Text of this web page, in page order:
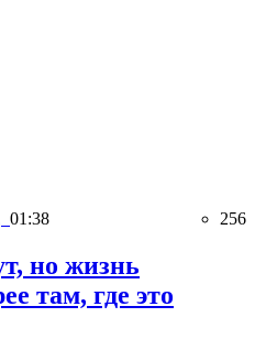
01:38 256
но жизнь
там, где это